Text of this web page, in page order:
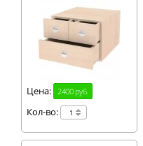
Цена: 2400 руб.
Кол-во: